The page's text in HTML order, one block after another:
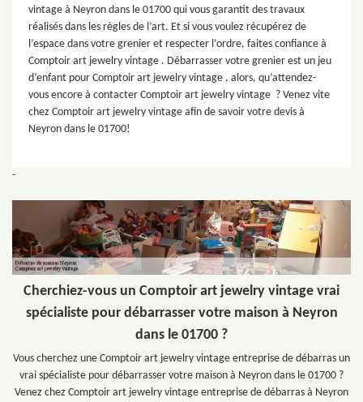
vintage à Neyron dans le 01700 qui vous garantit des travaux
réalisés dans les règles de l’art. Et si vous voulez récupérez de
l’espace dans votre grenier et respecter l’ordre, faites confiance à
Comptoir art jewelry vintage . Débarrasser votre grenier est un jeu
d’enfant pour Comptoir art jewelry vintage , alors, qu’attendez-
vous encore à contacter Comptoir art jewelry vintage ? Venez vite
chez Comptoir art jewelry vintage afin de savoir votre devis à
Neyron dans le 01700!
-
Cherchiez-vous un Comptoir art jewelry vintage vrai
spécialiste pour débarrasser votre maison à Neyron
dans le 01700 ?
Vous cherchez une Comptoir art jewelry vintage entreprise de débarras un
vrai spécialiste pour débarrasser votre maison à Neyron dans le 01700 ?
Venez chez Comptoir art jewelry vintage entreprise de débarras à Neyron